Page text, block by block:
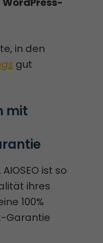
in den
gut
mit
ist so
ihres
100%
Garantie